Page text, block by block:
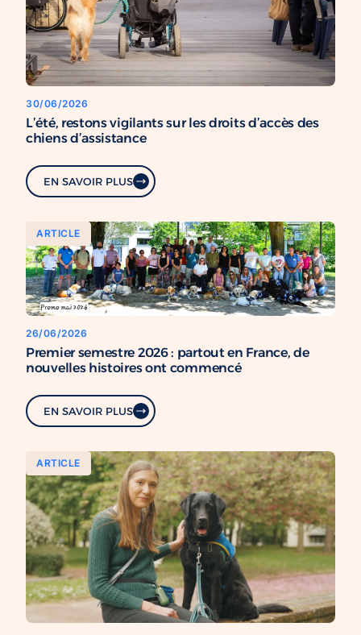
30/06/2026
L’été, restons vigilants sur les droits d’accès des
chiens d’assistance
EN SAVOIR PLUS
ARTICLE
26/06/2026
Premier semestre 2026 : partout en France, de
nouvelles histoires ont commencé
EN SAVOIR PLUS
ARTICLE